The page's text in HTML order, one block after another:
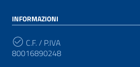
INFORMAZIONI
C.F. / P.IVA
80016890248